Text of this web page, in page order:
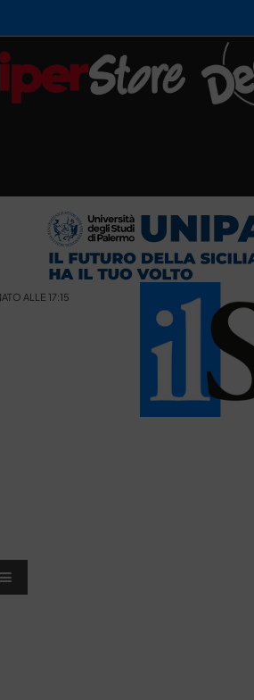
ALLE 17:15